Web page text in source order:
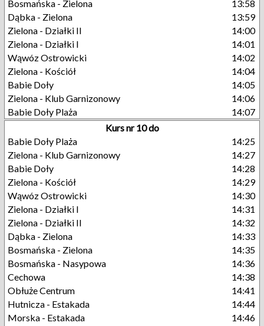
Bosmańska - Zielona
13:58
Dąbka - Zielona
13:59
Zielona - Działki II
14:00
Zielona - Działki I
14:01
Wąwóz Ostrowicki
14:02
Zielona - Kościół
14:04
Babie Doły
14:05
Zielona - Klub Garnizonowy
14:06
Babie Doły Plaża
14:07
Kurs nr 10 do
Babie Doły Plaża
14:25
Zielona - Klub Garnizonowy
14:27
Babie Doły
14:28
Zielona - Kościół
14:29
Wąwóz Ostrowicki
14:30
Zielona - Działki I
14:31
Zielona - Działki II
14:32
Dąbka - Zielona
14:33
Bosmańska - Zielona
14:35
Bosmańska - Nasypowa
14:36
Cechowa
14:38
Obłuże Centrum
14:41
Hutnicza - Estakada
14:44
Morska - Estakada
14:46